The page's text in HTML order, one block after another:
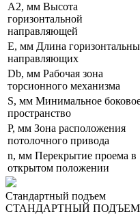
A2, мм Высота
горизонтальной
направляющей
E, мм Длина
направляющих
Db, мм Рабочая зона
торсионного механизма
S, мм Минимальное
пространство
P, мм Зона расположения
потолочного привода
n, мм Перекрытие проема в
открытом положении
Стандартный подъем
СТАНДАРТНЫЙ ПОДЪЕМ